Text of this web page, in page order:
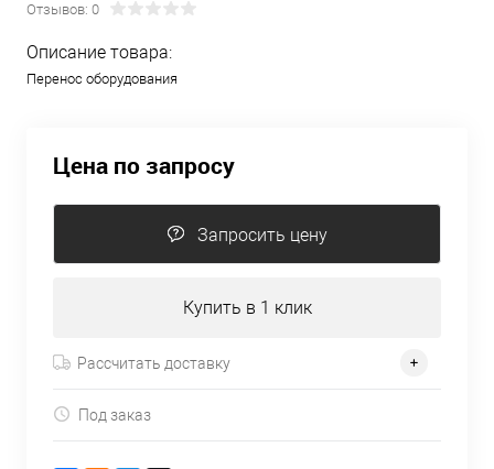
Отзывов: 0
Описание товара:
Перенос оборудования
Цена по запросу
Запросить цену
Купить в 1 клик
Рассчитать доставку
Под заказ